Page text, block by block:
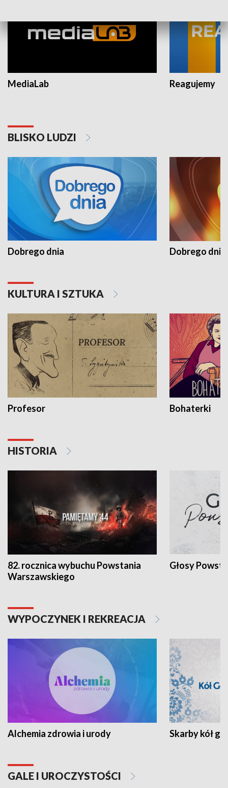
MediaLab Reagujemy
BLISKO LUDZI
Dobrego dnia Dobrego dnia
KULTURA I SZTUKA
Profesor Bohaterki
HISTORIA
82. rocznica wybuchu Powstania
Warszawskiego
Głosy
WYPOCZYNEK I REKREACJA
Alchemia zdrowia i urody Skarby kół
GALE I UROCZYSTOŚCI